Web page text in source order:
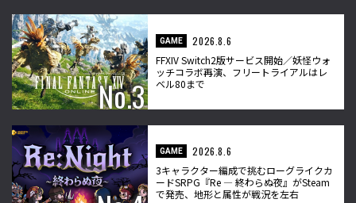
GAME
2026.8.6
FFXIV Switch2版サービス開始／妖怪ウォ
ッチコラボ再演、フリートライアルはレ
ベル80まで
GAME
2026.8.6
3キャラクター編成で挑むローグライクカ
ードSRPG『Re ― 終わらぬ夜』がSteam
で発売、地形と属性が戦況を左右